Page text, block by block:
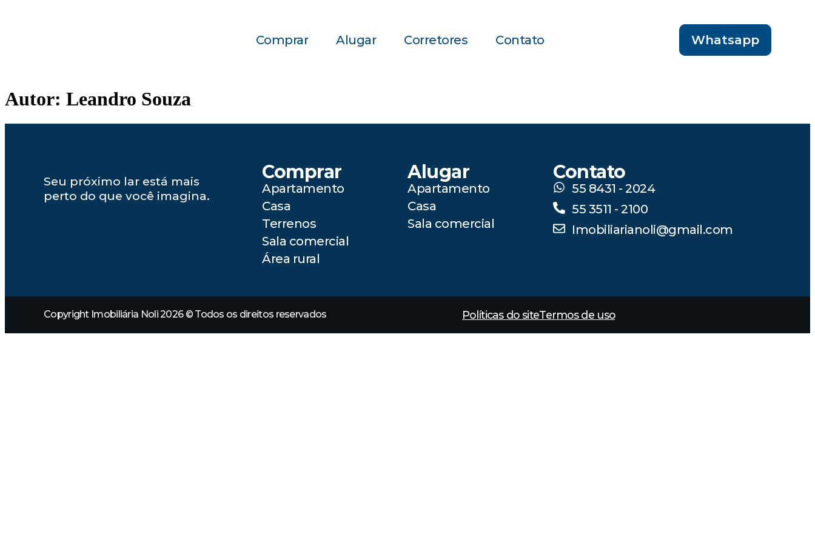
Comprar Alugar Corretores Contato Whatsapp
Autor: Leandro Souza
Seu próximo lar está mais
perto do que você imagina.
Comprar
Apartamento
Casa
Terrenos
Sala comercial
Área rural
Alugar
Apartamento
Casa
Sala comercial
Contato
55 8431 - 2024
55 3511 - 2100
Imobiliarianoli@gmail.com
Copyright Imobiliária Noli 2026 © Todos os direitos reservados Políticas do siteTermos de uso